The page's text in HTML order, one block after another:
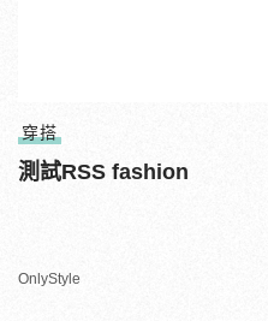
穿搭
測試RSS fashion
OnlyStyle